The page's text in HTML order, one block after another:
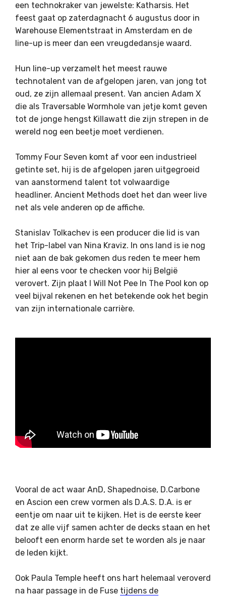
een technokraker van jewelste: Katharsis. Het
feest gaat op zaterdagnacht 6 augustus door in
Warehouse Elementstraat in Amsterdam en de
line-up is meer dan een vreugdedansje waard.
Hun line-up verzamelt het meest rauwe
technotalent van de afgelopen jaren, van jong tot
oud, ze zijn allemaal present. Van ancien Adam X
die als Traversable Wormhole van jetje komt geven
tot de jonge hengst Killawatt die zijn strepen in de
wereld nog een beetje moet verdienen.
Tommy Four Seven komt af voor een industrieel
getinte set, hij is de afgelopen jaren uitgegroeid
van aanstormend talent tot volwaardige
headliner. Ancient Methods doet het dan weer live
net als vele anderen op de affiche.
Stanislav Tolkachev is een producer die lid is van
het Trip-label van Nina Kraviz. In ons land is ie nog
niet aan de bak gekomen dus reden te meer hem
hier al eens voor te checken voor hij België
verovert. Zijn plaat I Will Not Pee In The Pool kon op
veel bijval rekenen en het betekende ook het begin
van zijn internationale carrière.
Vooral de act waar AnD, Shapednoise, D.Carbone
en Ascion een crew vormen als D.A.S. D.A. is er
eentje om naar uit te kijken. Het is de eerste keer
dat ze alle vijf samen achter de decks staan en het
belooft een enorm harde set te worden als je naar
de leden kijkt.
Ook Paula Temple heeft ons hart helemaal veroverd
na haar passage in de Fuse tijdens de